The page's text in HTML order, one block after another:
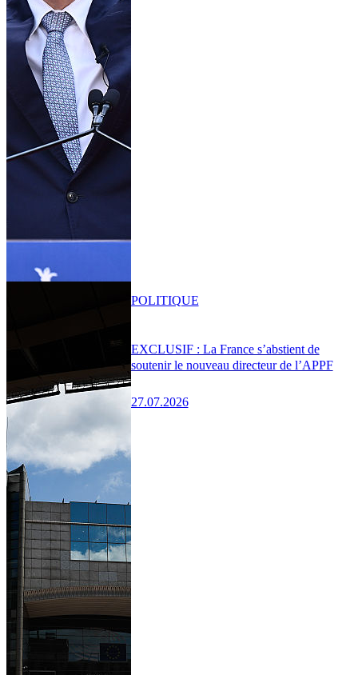
EXCLUSIF : La France s’abstient de
soutenir le nouveau directeur de l’APPF
27.07.2026
POLITIQUE